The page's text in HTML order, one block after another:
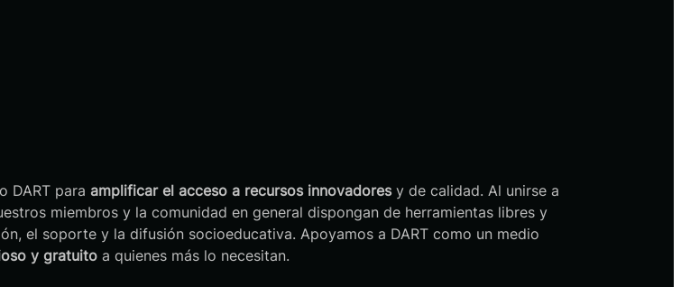
DART para amplificar el acceso a recursos innovadoresy de calidad. Al unirse a
miembros y la comunidad en general dispongan de herramientas libres y
el soporte y la difusión socioeducativa. Apoyamos a DART como un medio
y gratuitoa quienes más lo necesitan.